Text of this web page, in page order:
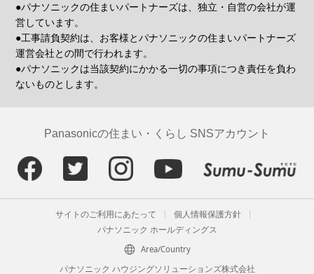
●パナソニックの住まいパートナーズは、独立・自営の会社が運
営しています。
●工事請負契約は、お客様とパナソニックの住まいパートナーズ
運営会社との間で行われます。
●パナソニックは当該契約にかかる一切の事項につき責任を負わ
ないものとします。
Panasonicの住まい・くらし SNSアカウント
サイトのご利用にあたって
個人情報保護方針
パナソニック ホールディングス
Area/Country
パナソニック ハウジングソリューションズ株式会社